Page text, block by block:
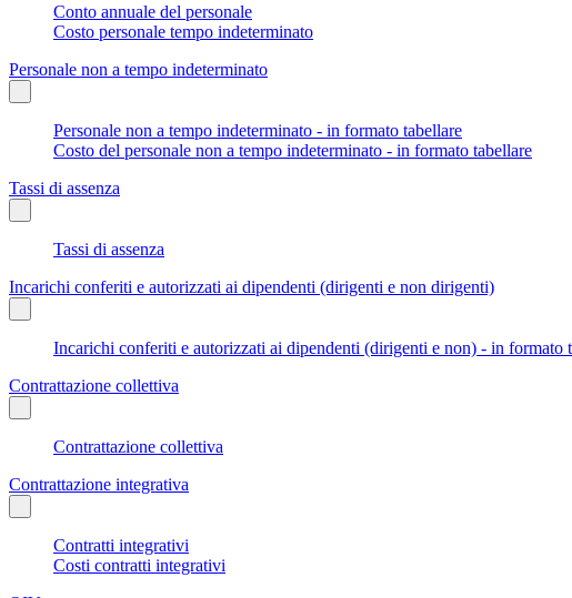
Conto annuale del personale
Costo personale tempo indeterminato
Personale non a tempo indeterminato
Personale non a tempo indeterminato - in formato tabellare
Costo del personale non a tempo indeterminato - in formato tabellare
Tassi di assenza
Tassi di assenza
Incarichi conferiti e autorizzati ai dipendenti (dirigenti e non dirigenti)
Incarichi conferiti e autorizzati ai dipendenti (dirigenti e non) - in formato
Contrattazione collettiva
Contrattazione collettiva
Contrattazione integrativa
Contratti integrativi
Costi contratti integrativi